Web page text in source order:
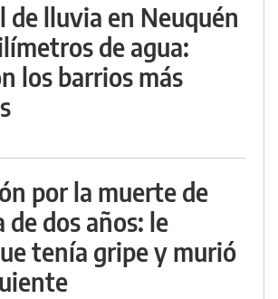
de lluvia en Neuquén
de agua:
los barrios más
por la muerte de
de dos años: le
tenía gripe y murió